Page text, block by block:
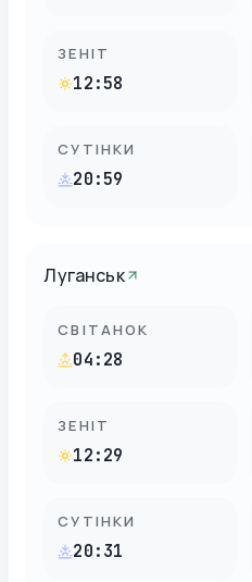
ЗЕНІТ
12:58
СУТІНКИ
20:59
Луганськ
СВІТАНОК
04:28
ЗЕНІТ
12:29
СУТІНКИ
20:31